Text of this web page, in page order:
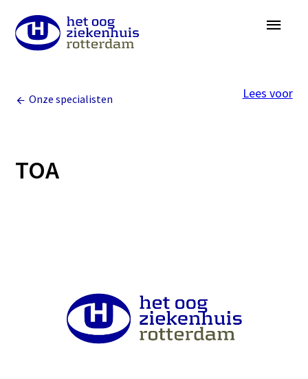
inhoud
Menu
Lees voor
Onze specialisten
TOA